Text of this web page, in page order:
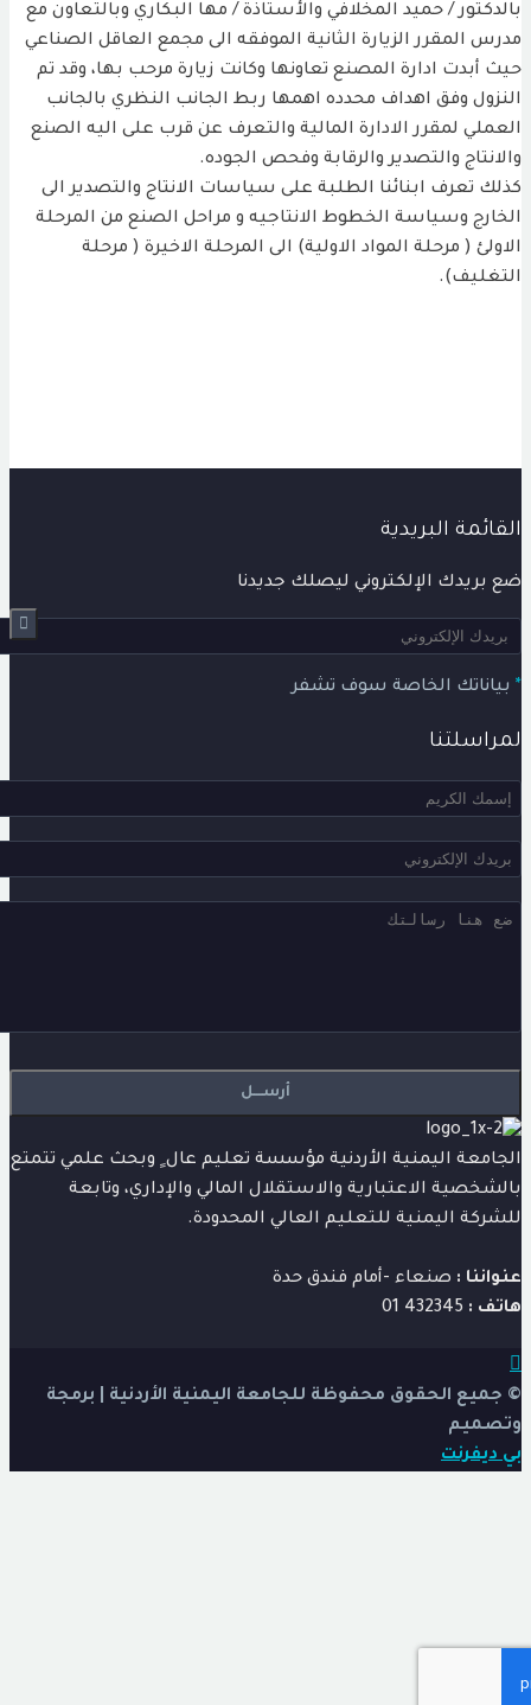
/ حميد المخلافي والأستاذة / مها البكاري وبالتعاون مع
المقرر الزيارة الثانية الموفقه الى مجمع العاقل الصناعي
أبدت ادارة المصنع تعاونها وكانت زيارة مرحب بها، وقد تم
وفق اهداف محدده اهمها ربط الجانب النظري بالجانب
لمقرر الادارة المالية والتعرف عن قرب على اليه الصنع
والتصدير والرقابة وفحص الجوده.
تعرف ابنائنا الطلبة على سياسات الانتاج والتصدير الى
وسياسة الخطوط الانتاجيه و مراحل الصنع من المرحلة
( مرحلة المواد الاولية) الى المرحلة الاخيرة ( مرحلة
البريدية
بريدك الإلكتروني ليصلك جديدنا
الخاصة سوف تشفر
اليمنية الأردنية مؤسسة تعليم عال ٍ وبحث علمي تتمتع
الاعتبارية والاستقلال المالي والإداري، وتابعة
اليمنية للتعليم العالي المحدودة.
:صنعاء -أمام فندق حدة
:
432345 01
الحقوق محفوظة للجامعة اليمنية الأردنية | برمجة
ديفرنت